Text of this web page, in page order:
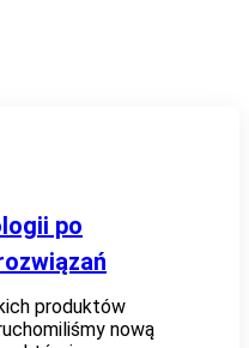
po
produktów
nową